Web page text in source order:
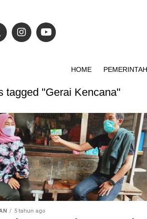
HOME
tagged "Gerai Kencana"
5 tahun ago